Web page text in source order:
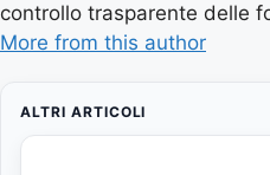
controllo trasparente delle
More from this author
ALTRI ARTICOLI